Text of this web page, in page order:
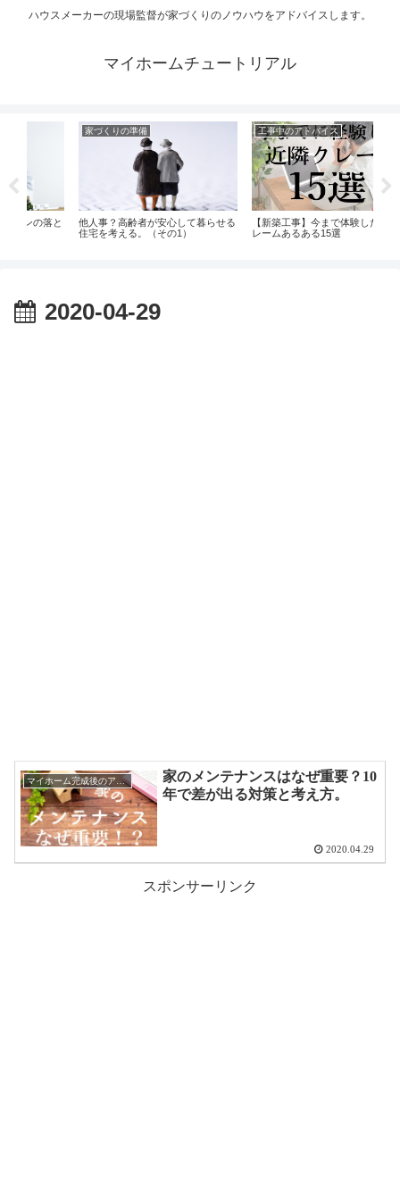
ハウスメーカーの現場監督が家づくりのノウハウをアドバイスします。
マイホームチュートリアル
安心して暮らせる
工事中のアドバイス
【新築工事】今まで体験した近隣ク
レームあるある15選
家づくりの準備
必ず知ってください。プレ
を選んだ場合のデメリット
2020-04-29
マイホーム完成後のアドバイス
家のメンテナンスはなぜ重要？10
年で差が出る対策と考え方。
2020.04.29
スポンサーリンク